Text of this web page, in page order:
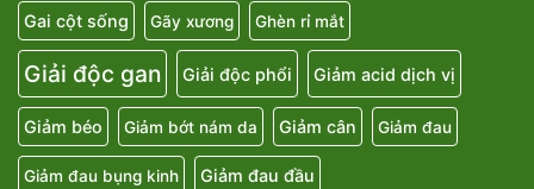
Gai cột sống Gãy xương Ghèn rỉ mắt
Giải độc gan Giải độc phổi Giảm acid dịch vị
Giảm béo Giảm bớt nám da Giảm cân Giảm đau
Giảm đau bụng kinh Giảm đau đầu